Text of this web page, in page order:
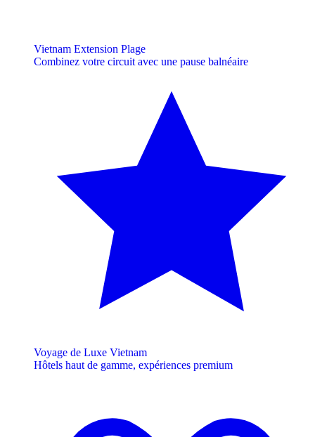
Vietnam Extension Plage
Combinez votre circuit avec une pause balnéaire
Voyage de Luxe Vietnam
Hôtels haut de gamme, expériences premium